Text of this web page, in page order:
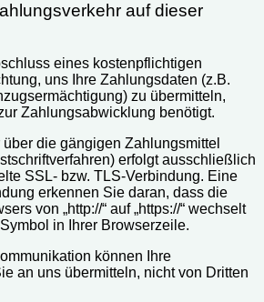
auf dieser
eines kostenpflichtigen
uns Ihre Zahlungsdaten (z.B.
zu übermitteln,
Zahlungsabwicklung benötigt.
die gängigen Zahlungsmittel
erfolgt ausschließlich
SSL- bzw. TLS-Verbindung. Eine
erkennen Sie daran, dass die
von „http://“ auf „https://“ wechselt
in Ihrer Browserzeile.
können Ihre
an uns übermitteln, nicht von Dritten